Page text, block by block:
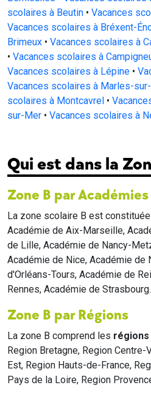
scolaires à Beutin • Vacances
Vacances scolaires à Bréxent-
Brimeux • Vacances scolaires à
• Vacances scolaires à
Vacances scolaires à Lépine •
Vacances scolaires à Marles-
scolaires à Montcavrel •
sur-Mer • Vacances scolaires à
Qui est dans la
Zone B par Académies
La zone scolaire B est
Académie de Aix-Marseille,
de Lille, Académie de Nancy-
Académie de Nice, Académie de
d'Orléans-Tours, Académie de
Rennes, Académie de Strasbourg.
Zone B par Régions
La zone B comprend les régions
Region Bretagne, Region Centre-
Est, Region Hauts-de-France,
Pays de la Loire, Region